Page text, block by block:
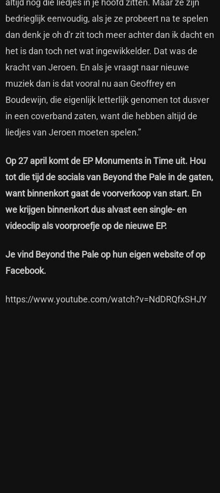
altijd nog die liedjes in je hoofd zitten. Maar ze zijn
bedrieglijk eenvoudig, als je ze probeert na te spelen
dan denk je oh d'r zit toch meer achter dan ik dacht en
het is dan toch net wat ingewikkelder. Dat was de
kracht van Jeroen. En als je vraagt naar nieuwe
muziek dan is dat vooral nu aan Geoffrey en
Boudewijn, die eigenlijk letterlijk genomen tot dusver
in een coverband zaten, want die hebben altijd de
liedjes van Jeroen moeten spelen.”
Op 27 april komt de EP Monuments in Time uit. Hou
tot die tijd de socials van Beyond the Pale in de gaten,
want binnenkort gaat de voorverkoop van start. En
we krijgen binnenkort dus alvast een single- en
videoclip als voorproefje op de nieuwe EP.
Je vind Beyond the Pale op hun eigenwebsiteof op
Facebook.
https://www.youtube.com/watch?v=NdDRQfxSHJY